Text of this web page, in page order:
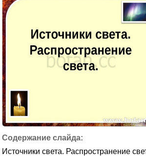
Источники света. Распространение